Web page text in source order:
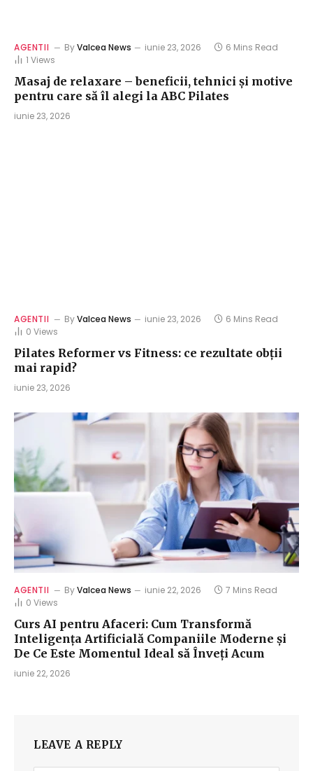
AGENTII ByValcea News iunie 23, 2026
6 Mins Read
1 Views
Masaj de relaxare – beneficii, tehnici și motive
pentru care să îl alegi la ABC Pilates
iunie 23, 2026
AGENTII ByValcea News iunie 23, 2026
6 Mins Read
0 Views
Pilates Reformer vs Fitness: ce rezultate obții
mai rapid?
iunie 23, 2026
AGENTII ByValcea News iunie 22, 2026
7 Mins Read
0 Views
Curs AI pentru Afaceri: Cum Transformă
Inteligența Artificială Companiile Moderne și
De Ce Este Momentul Ideal să Înveți Acum
iunie 22, 2026
LEAVE A REPLY